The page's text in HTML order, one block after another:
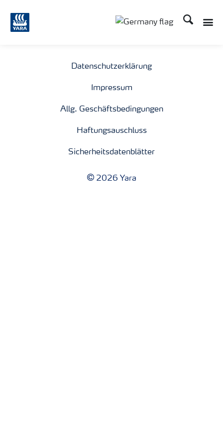
Suchen
Datenschutzerklärung
Impressum
Allg. Geschäftsbedingungen
Haftungsauschluss
Sicherheitsdatenblätter
2026 Yara